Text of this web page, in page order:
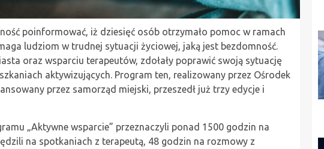
poinformować, iż dziesięć osób otrzymało pomoc w ramach
ludziom w trudnej sytuacji życiowej, jaką jest bezdomność.
oraz wsparciu terapeutów, zdołały poprawić swoją sytuację
aktywizujących. Program ten, realizowany przez Ośrodek
przez samorząd miejski, przeszedł już trzy edycje i
„Aktywne wsparcie” przeznaczyli ponad 1500 godzin na
na spotkaniach z terapeutą, 48 godzin na rozmowy z